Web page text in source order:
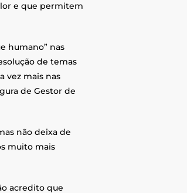
e que permitem
humano” nas
de temas
vez mais nas
de Gestor de
não deixa de
muito mais
acredito que